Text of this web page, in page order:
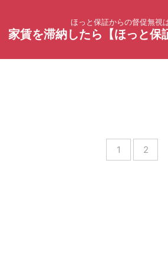
ほっと保証からの督促無視
家賃を滞納したら【ほっと保
1 2